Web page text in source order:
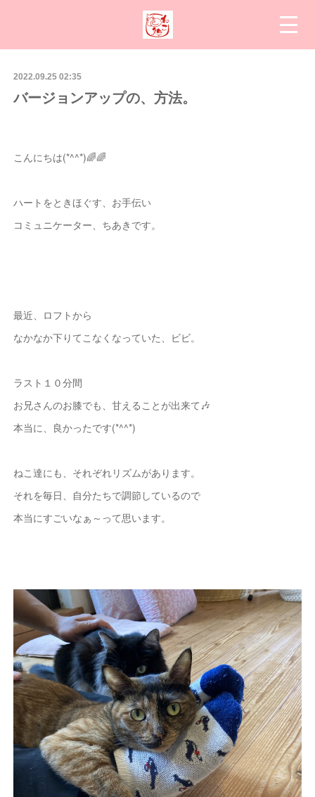
2022.09.25 02:35
バージョンアップの、方法。
こんにちは(*^^*)🌈🌈
ハートをときほぐす、お手伝い
コミュニケーター、ちあきです。
最近、ロフトから
なかなか下りてこなくなっていた、ビビ。
ラスト１０分間
お兄さんのお膝でも、甘えることが出来て🎶
本当に、良かったです(*^^*)
ねこ達にも、それぞれリズムがあります。
それを毎日、自分たちで調節しているので
本当にすごいなぁ～って思います。